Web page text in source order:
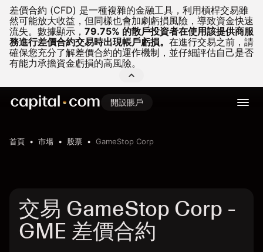
差價合約 (CFD) 是一種複雜的金融工具，利用槓桿交易雖
然可能放大收益，但同樣也會加劇虧損風險，導致資金快速
流失。 數據顯示， 79.75% 的散戶投資者在使用該提供商服
務進行差價合約交易時出現帳戶虧損。 在進行交易之前，請
確保您充分了解差價合約的運作機制，並仔細評估自己是否
有能力承擔資金虧損的高風險。
開設賬戶
首頁 市場 股票 GameStop Corp
交易 GameStop Corp -
GME 差價合約